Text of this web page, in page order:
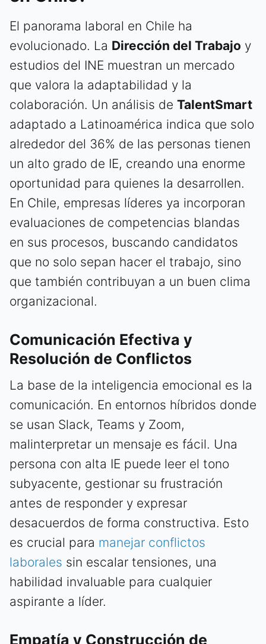
El panorama laboral en Chile ha
evolucionado. La Dirección del Trabajo y
estudios del INE muestran un mercado
que valora la adaptabilidad y la
colaboración. Un análisis de TalentSmart
adaptado a Latinoamérica indica que solo
alrededor del 36% de las personas tienen
un alto grado de IE, creando una enorme
oportunidad para quienes la desarrollen.
En Chile, empresas líderes ya incorporan
evaluaciones de competencias blandas
en sus procesos, buscando candidatos
que no solo sepan hacer el trabajo, sino
que también contribuyan a un buen clima
organizacional.
Comunicación Efectiva y
Resolución de Conflictos
La base de la inteligencia emocional es la
comunicación. En entornos híbridos donde
se usan Slack, Teams y Zoom,
malinterpretar un mensaje es fácil. Una
persona con alta IE puede leer el tono
subyacente, gestionar su frustración
antes de responder y expresar
desacuerdos de forma constructiva. Esto
es crucial para manejar conflictos
laborales sin escalar tensiones, una
habilidad invaluable para cualquier
aspirante a líder.
Empatía y Construcción de